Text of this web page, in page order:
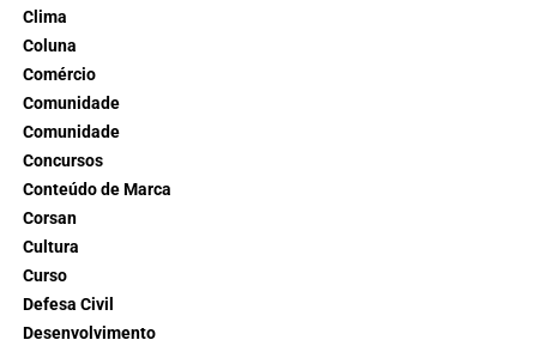
Clima
Coluna
Comércio
Comunidade
Comunidade
Concursos
Conteúdo de Marca
Corsan
Cultura
Curso
Defesa Civil
Desenvolvimento